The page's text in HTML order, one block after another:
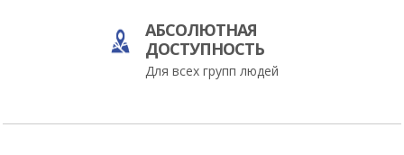
АБСОЛЮТНАЯ
ДОСТУПНОСТЬ
Для всех групп людей